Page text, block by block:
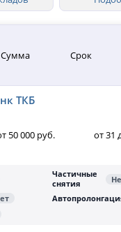
Сумма Срок
ТКБ
50 000 руб. от 31